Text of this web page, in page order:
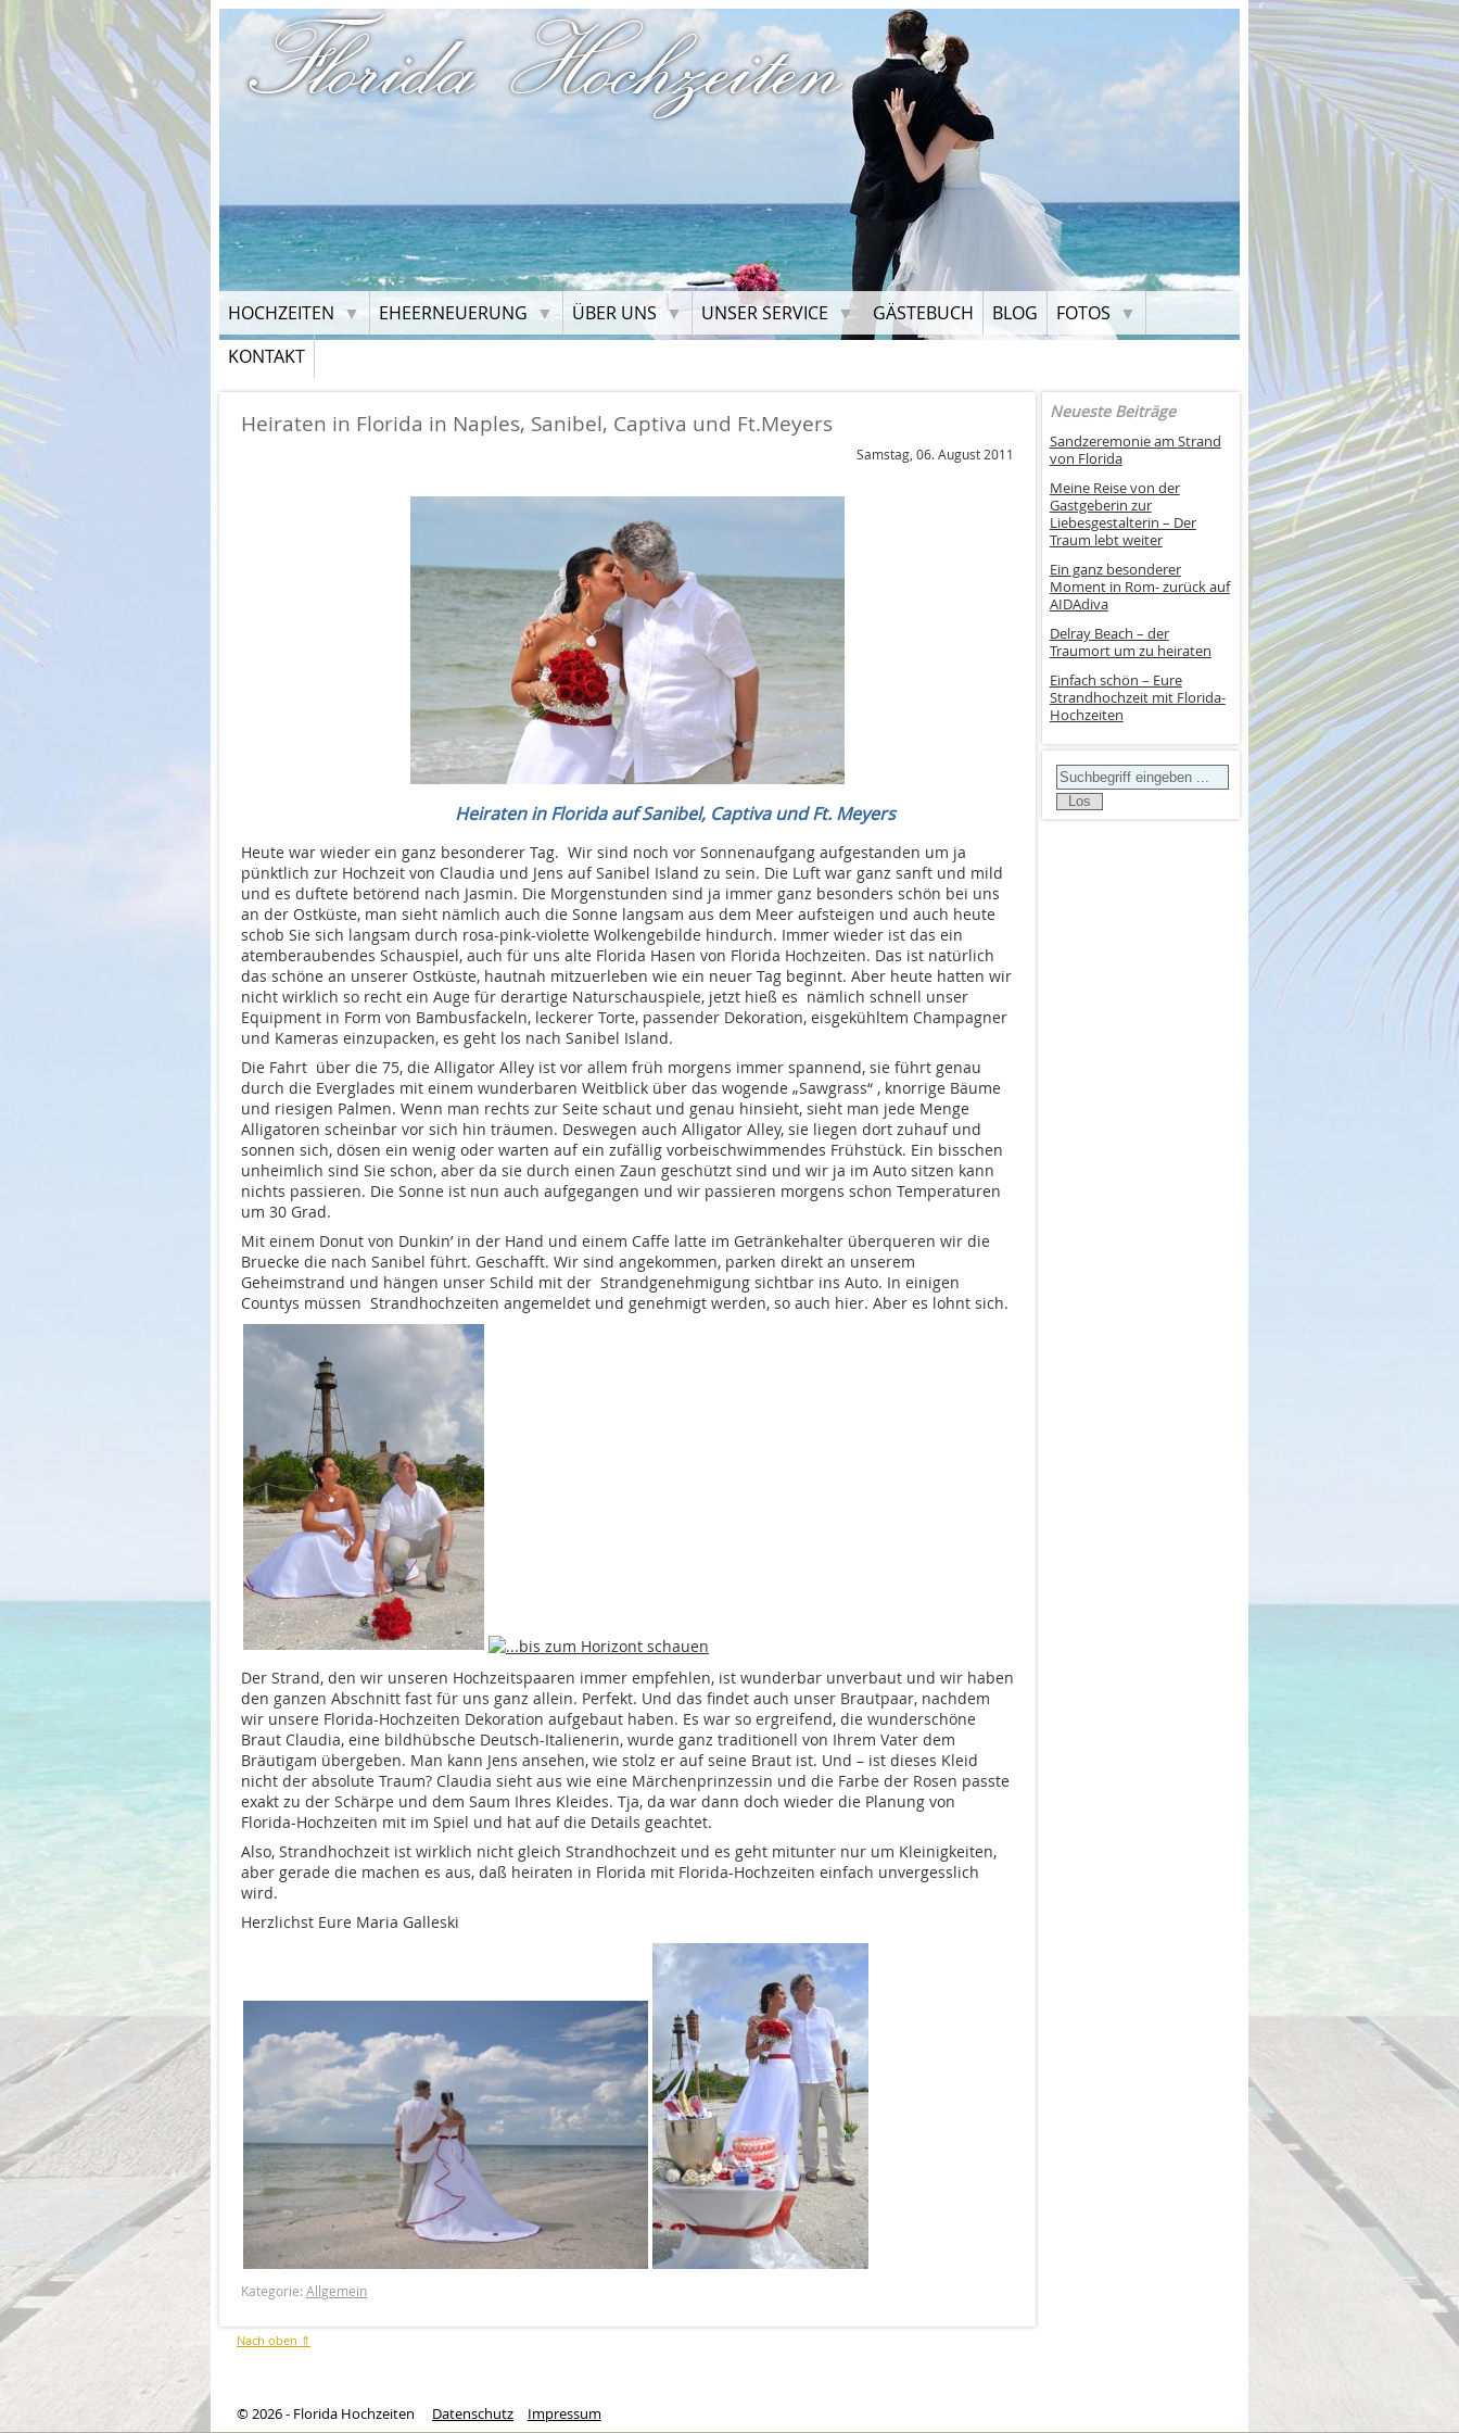
Florida Hochzeiten
HOCHZEITEN EHEERNEUERUNG ÜBER UNS UNSER SERVICE GÄSTEBUCH BLOG
FOTOS
KONTAKT
Heiraten in Florida in Naples, Sanibel, Captiva und Ft.Meyers
Samstag, 06. August 2011
Heiraten in Florida auf Sanibel, Captiva und Ft. Meyers
Heute war wieder ein ganz besonderer Tag. Wir sind noch vor Sonnenaufgang aufgestanden um ja
pünktlich zur Hochzeit von Claudia und Jens auf Sanibel Island zu sein. Die Luft war ganz sanft und mild
und es duftete betörend nach Jasmin. Die Morgenstunden sind ja immer ganz besonders schön bei uns
an der Ostküste, man sieht nämlich auch die Sonne langsam aus dem Meer aufsteigen und auch heute
schob Sie sich langsam durch rosa-pink-violette Wolkengebilde hindurch. Immer wieder ist das ein
atemberaubendes Schauspiel, auch für uns alte Florida Hasen von Florida Hochzeiten. Das ist natürlich
das schöne an unserer Ostküste, hautnah mitzuerleben wie ein neuer Tag beginnt. Aber heute hatten wir
nicht wirklich so recht ein Auge für derartige Naturschauspiele, jetzt hieß es nämlich schnell unser
Equipment in Form von Bambusfackeln, leckerer Torte, passender Dekoration, eisgekühltem Champagner
und Kameras einzupacken, es geht los nach Sanibel Island.
Die Fahrt über die 75, die Alligator Alley ist vor allem früh morgens immer spannend, sie führt genau
durch die Everglades mit einem wunderbaren Weitblick über das wogende „Sawgrass“ , knorrige Bäume
und riesigen Palmen. Wenn man rechts zur Seite schaut und genau hinsieht, sieht man jede Menge
Alligatoren scheinbar vor sich hin träumen. Deswegen auch Alligator Alley, sie liegen dort zuhauf und
sonnen sich, dösen ein wenig oder warten auf ein zufällig vorbeischwimmendes Frühstück. Ein bisschen
unheimlich sind Sie schon, aber da sie durch einen Zaun geschützt sind und wir ja im Auto sitzen kann
nichts passieren. Die Sonne ist nun auch aufgegangen und wir passieren morgens schon Temperaturen
um 30 Grad.
Mit einem Donut von Dunkin’ in der Hand und einem Caffe latte im Getränkehalter überqueren wir die
Bruecke die nach Sanibel führt. Geschafft. Wir sind angekommen, parken direkt an unserem
Geheimstrand und hängen unser Schild mit der Strandgenehmigung sichtbar ins Auto. In einigen
Countys müssen Strandhochzeiten angemeldet und genehmigt werden, so auch hier. Aber es lohnt sich.
Der Strand, den wir unseren Hochzeitspaaren immer empfehlen, ist wunderbar unverbaut und wir haben
den ganzen Abschnitt fast für uns ganz allein. Perfekt. Und das findet auch unser Brautpaar, nachdem
wir unsere Florida-Hochzeiten Dekoration aufgebaut haben. Es war so ergreifend, die wunderschöne
Braut Claudia, eine bildhübsche Deutsch-Italienerin, wurde ganz traditionell von Ihrem Vater dem
Bräutigam übergeben. Man kann Jens ansehen, wie stolz er auf seine Braut ist. Und – ist dieses Kleid
nicht der absolute Traum? Claudia sieht aus wie eine Märchenprinzessin und die Farbe der Rosen passte
exakt zu der Schärpe und dem Saum Ihres Kleides. Tja, da war dann doch wieder die Planung von
Florida-Hochzeiten mit im Spiel und hat auf die Details geachtet.
Also, Strandhochzeit ist wirklich nicht gleich Strandhochzeit und es geht mitunter nur um Kleinigkeiten,
aber gerade die machen es aus, daß heiraten in Florida mit Florida-Hochzeiten einfach unvergesslich
wird.
Herzlichst Eure Maria Galleski
Kategorie: Allgemein
Nach oben ⇑
Neueste Beiträge
Sandzeremonie am Strand
von Florida
Meine Reise von der
Gastgeberin zur
Liebesgestalterin – Der
Traum lebt weiter
Ein ganz besonderer
Moment in Rom- zurück auf
AIDAdiva
Delray Beach – der
Traumort um zu heiraten
Einfach schön – Eure
Strandhochzeit mit Florida-
Hochzeiten
Search
© 2026 - Florida Hochzeiten Datenschutz Impressum